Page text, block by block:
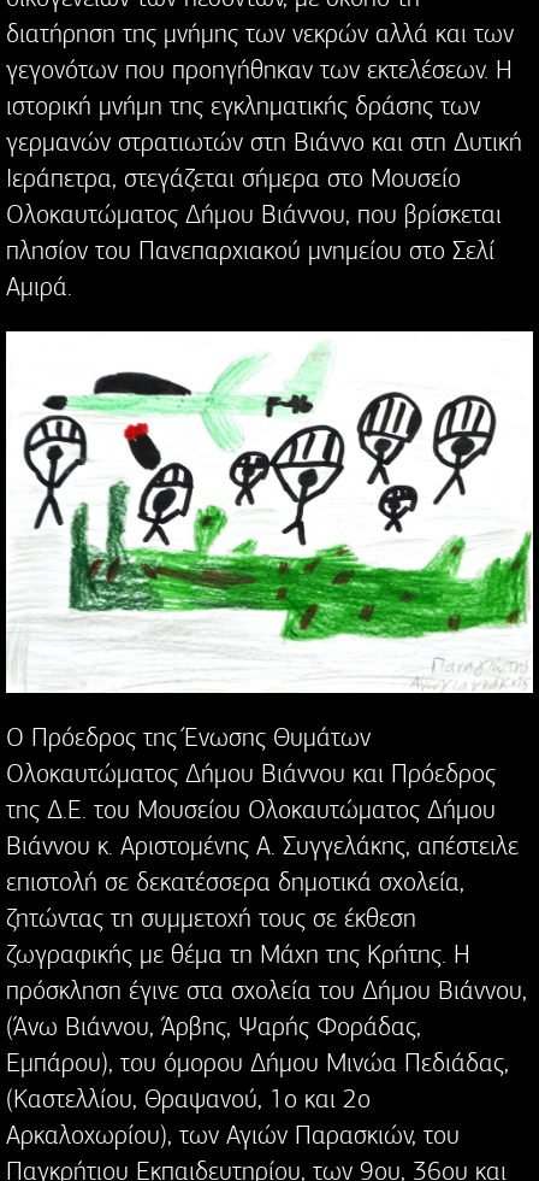
διατήρηση της μνήμης των νεκρών αλλά και των
γεγονότων που προηγήθηκαν των εκτελέσεων. Η
ιστορική μνήμη της εγκληματικής δράσης των
γερμανών στρατιωτών στη Βιάννο και στη Δυτική
Ιεράπετρα, στεγάζεται σήμερα στο Μουσείο
Ολοκαυτώματος Δήμου Βιάννου, που βρίσκεται
πλησίον του Πανεπαρχιακού μνημείου στο Σελί
Αμιρά.
Ο Πρόεδρος της Ένωσης Θυμάτων
Ολοκαυτώματος Δήμου Βιάννου και Πρόεδρος
της Δ.Ε. του Μουσείου Ολοκαυτώματος Δήμου
Βιάννου κ. Αριστομένης Α. Συγγελάκης, απέστειλε
επιστολή σε δεκατέσσερα δημοτικά σχολεία,
ζητώντας τη συμμετοχή τους σε έκθεση
ζωγραφικής με θέμα τη Μάχη της Κρήτης. Η
πρόσκληση έγινε στα σχολεία του Δήμου Βιάννου,
(Άνω Βιάννου, Άρβης, Ψαρής Φοράδας,
Εμπάρου), του όμορου Δήμου Μινώα Πεδιάδας,
(Καστελλίου, Θραψανού, 1ο και 2ο
Αρκαλοχωρίου), των Αγιών Παρασκιών, του
Παγκρήτιου Εκπαιδευτηρίου, των 9ου, 36ου και